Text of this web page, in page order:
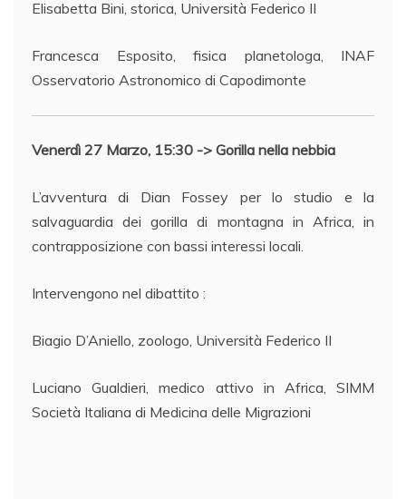
Elisabetta Bini, storica, Università Federico II
Francesca Esposito, fisica planetologa, INAF
Osservatorio Astronomico di Capodimonte
Venerdì 27 Marzo, 15:30 -> Gorilla nella nebbia
L’avventura di Dian Fossey per lo studio e la
salvaguardia dei gorilla di montagna in Africa, in
contrapposizione con bassi interessi locali.
Intervengono nel dibattito :
Biagio D’Aniello, zoologo, Università Federico II
Luciano Gualdieri, medico attivo in Africa, SIMM
Società Italiana di Medicina delle Migrazioni